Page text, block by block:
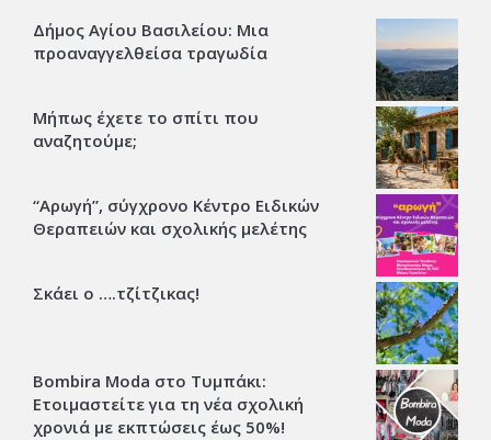
Δήμος Αγίου Βασιλείου: Μια
προαναγγελθείσα τραγωδία
Μήπως έχετε το σπίτι που
αναζητούμε;
“Αρωγή”, σύγχρονο Κέντρο Ειδικών
Θεραπειών και σχολικής μελέτης
Σκάει ο ….τζίτζικας!
Bombira Moda στο Τυμπάκι:
Ετοιμαστείτε για τη νέα σχολική
χρονιά με εκπτώσεις έως 50%!